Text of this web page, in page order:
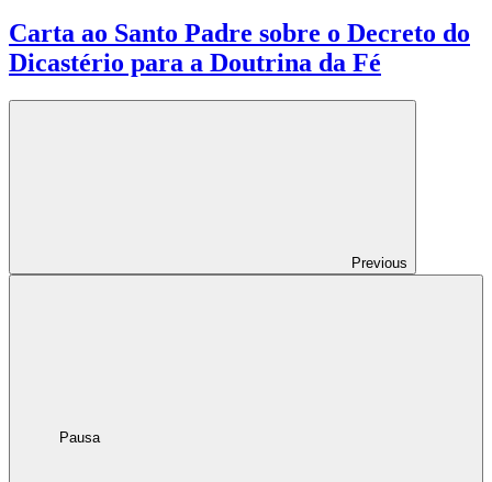
Carta ao Santo Padre sobre o Decreto do
Dicastério para a Doutrina da Fé
Previous
Pausa